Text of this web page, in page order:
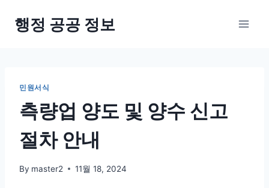
행정 공공 정보
민원서식
측량업 양도 및 양수 신고
절차 안내
By master2 11월 18, 2024